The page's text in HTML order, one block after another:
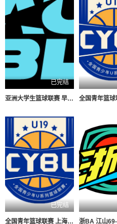
已完结
亚洲大学生篮球联赛 早稻田大学VS清华大学20260804
已完结
全国青年篮球联赛 上海久事100-74浙江稠州银行20260803